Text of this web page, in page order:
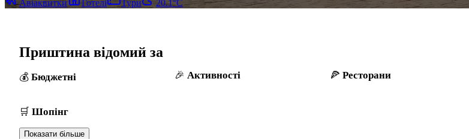
Авіаквитки
Готелі Тури 20.1°C
Приштина відомий за
Бюджетні Активності Ресторани
Шопінг
Показати більше